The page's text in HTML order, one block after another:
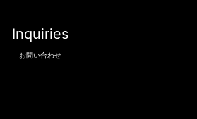
Inquiries
お問い合わせ